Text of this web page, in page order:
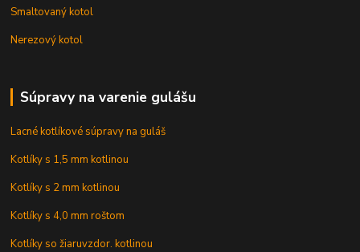
Smaltovaný kotol
Nerezový kotol
Súpravy na varenie gulášu
Lacné kotlíkové súpravy na guláš
Kotlíky s 1,5 mm kotlinou
Kotlíky s 2 mm kotlinou
Kotlíky s 4,0 mm roštom
Kotlíky so žiaruvzdor. kotlinou